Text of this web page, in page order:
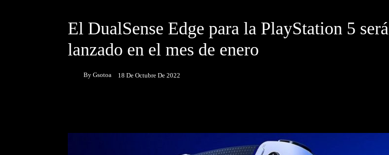
El DualSense Edge para la PlayStation 5 será
lanzado en el mes de enero
By Gsotoa 18 De Octubre De 2022